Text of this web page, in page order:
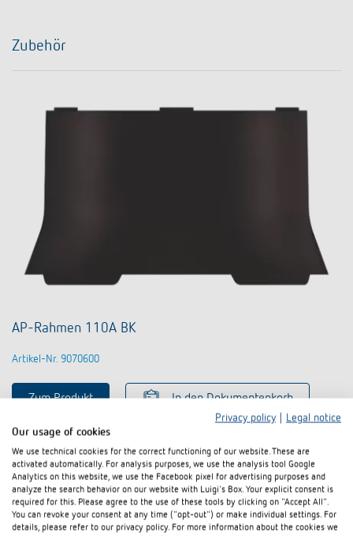
Zubehör
AP-Rahmen 110A BK
Artikel-Nr. 9070600
Zum Produkt In den Dokumentenkorb
Datenblatt
Privacy policy
Legal notice
Our usage of cookies
We use technical cookies for the correct functioning of our website. These are
activated automatically. For analysis purposes, we use the analysis tool Google
Analytics on this website, we use the Facebook pixel for advertising purposes and
analyze the search behavior on our website with Luigi's Box. Your explicit consent is
required for this. Please agree to the use of these tools by clicking on "Accept All".
You can revoke your consent at any time ("opt-out") or make individual settings. For
details, please refer to our privacy policy. For more information about the cookies we